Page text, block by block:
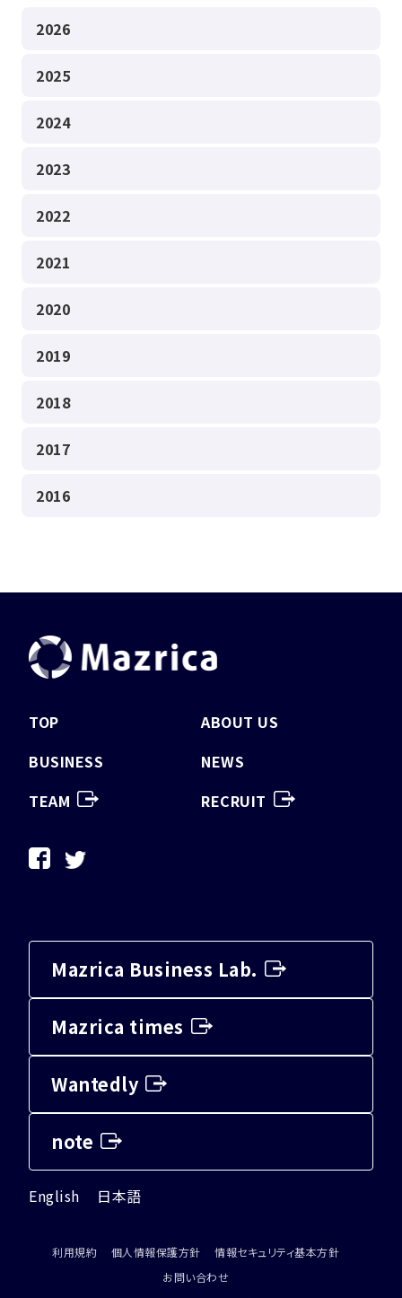
2026
2025
2024
2023
2022
2021
2020
2019
2018
2017
2016
TOP
ABOUT US
BUSINESS
NEWS
TEAM
RECRUIT
Mazrica Business Lab.
Mazrica times
Wantedly
note
English 日本語
利用規約 個人情報保護方針
情報セキュリティ基本方針
お問い合わせ